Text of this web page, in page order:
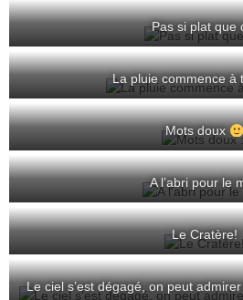
Pas si plat que
La pluie commence à
Mots doux
A l’abri pour le
Le Cratère!
Le ciel s’est dégagé, on peut